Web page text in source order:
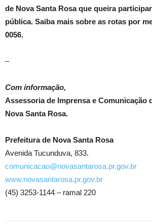
de Nova Santa Rosa que queira
pública. Saiba mais sobre as rotas por
0056.
–
Com informação,
Assessoria de Imprensa e Comunicação
Nova Santa Rosa.
Prefeitura de Nova Santa Rosa
Avenida Tucunduva, 833.
comunicacao@novasantarosa.pr.gov.br
www.novasantarosa.pr.gov.br
(45) 3253-1144 – ramal 220